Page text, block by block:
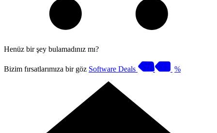
Henüz bir şey bulamadınız mı?
Bizim fırsatlarımıza bir göz Software Deals %